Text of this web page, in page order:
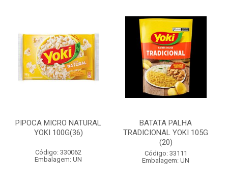
PIPOCA MICRO NATURAL
YOKI 100G(36)
Código: 330062
Embalagem: UN
BATATA PALHA
TRADICIONAL YOKI 105G
(20)
Código: 33111
Embalagem: UN